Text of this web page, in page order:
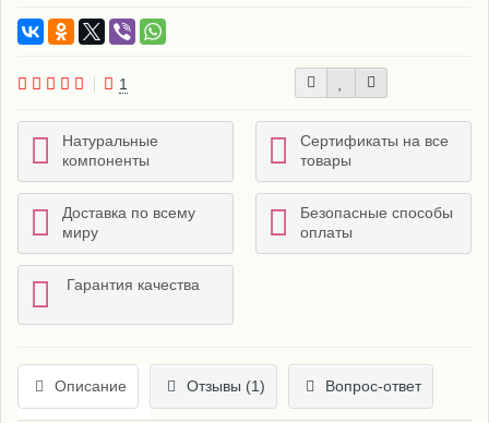
1
Натуральные
компоненты
Сертификаты на все
товары
Доставка по всему
миру
Безопасные способы
оплаты
Гарантия качества
Описание Отзывы (1) Вопрос-ответ